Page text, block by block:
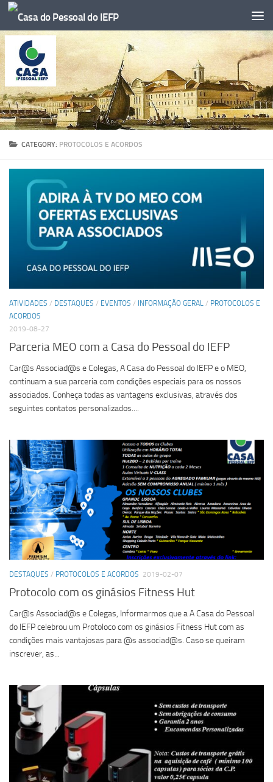
Skip to content
CATEGORY: PROTOCOLOS E ACORDOS
ATIVIDADES / DESTAQUES / EVENTOS / INFORMAÇÃO GERAL / PROTOCOLOS E
ACORDOS
2019-08-27
Parceria MEO com a Casa do Pessoal do IEFP
Car@s Associad@s e Colegas, A Casa do Pessoal do IEFP e o MEO,
continuam a sua parceria com condições especiais para os nossos
associados. Conheça todas as vantagens exclusivas, através dos
seguintes contatos personalizados....
DESTAQUES / PROTOCOLOS E ACORDOS 2019-02-07
Protocolo com os ginásios Fitness Hut
Car@s Associad@s e Colegas, Informarmos que a A Casa do Pessoal
do IEFP celebrou um Protoloco com os ginásios Fitness Hut com as
condições mais vantajosas para @s associad@s. Caso se queiram
inscrever, as...